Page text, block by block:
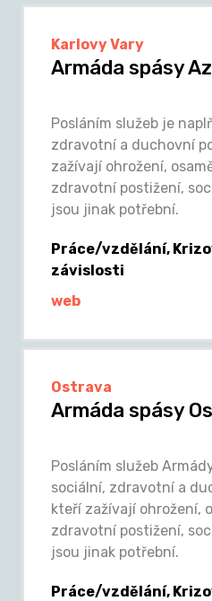
Karlovy Vary
Armáda spásy
Posláním služeb je
zdravotní a duchovní
zažívají ohrožení,
zdravotní postižení,
jsou jinak potřební.
Práce/vzdělání,
závislosti
web
Ostrava
Armáda spásy
Posláním služeb
sociální, zdravotní a
kteří zažívají ohrožení,
zdravotní postižení,
jsou jinak potřební.
Práce/vzdělání,